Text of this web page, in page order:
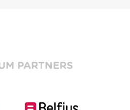
PARTNERS